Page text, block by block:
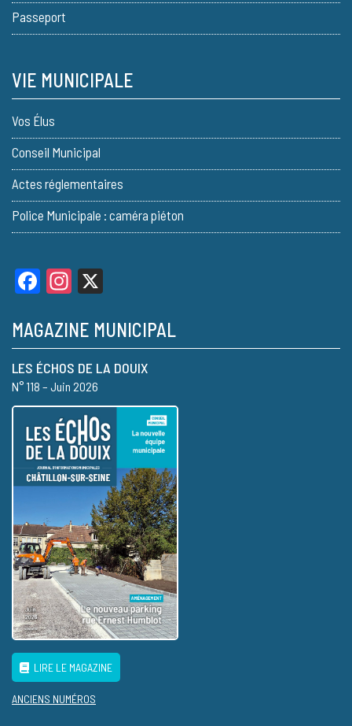
Passeport
VIE MUNICIPALE
Vos Élus
Conseil Municipal
Actes réglementaires
Police Municipale : caméra piéton
FacebookInstagram
MAGAZINE MUNICIPAL
LES ÉCHOS DE LA DOUIX
N° 118 – Juin 2026
LIRE LE MAGAZINE
ANCIENS NUMÉROS